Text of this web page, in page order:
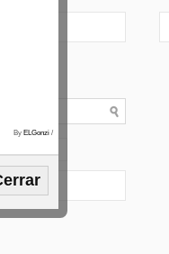
By ELGonzi /